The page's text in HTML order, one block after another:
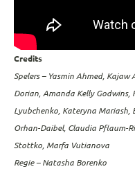
Credits
Spelers – Yasmin Ahmed,
Dorian, Amanda Kelly Godwins,
Lyubchenko, Kateryna Mariash,
Orhan-Daibel, Claudia Pflaum-
Stottko, Marfa Vutianova
Regie – Natasha Borenko